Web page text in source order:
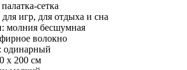
сетка
игр, для отдыха и сна
молния бесшумная
волокно
одинарный
х 200 см